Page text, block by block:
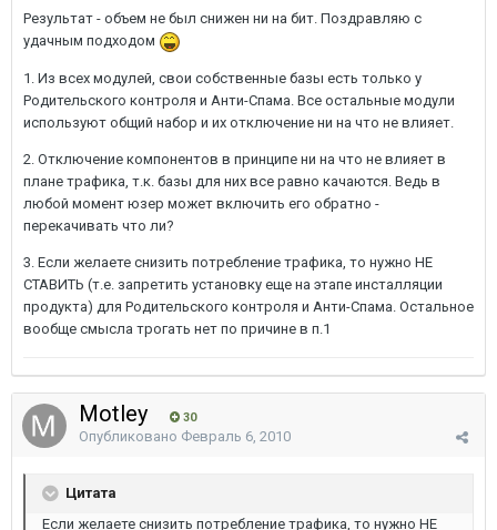
Результат - объем не был снижен ни на бит. Поздравляю с
удачным подходом
1. Из всех модулей, свои собственные базы есть только у
Родительского контроля и Анти-Спама. Все остальные модули
используют общий набор и их отключение ни на что не влияет.
2. Отключение компонентов в принципе ни на что не влияет в
плане трафика, т.к. базы для них все равно качаются. Ведь в
любой момент юзер может включить его обратно -
перекачивать что ли?
3. Если желаете снизить потребление трафика, то нужно НЕ
СТАВИТЬ (т.е. запретить установку еще на этапе инсталляции
продукта) для Родительского контроля и Анти-Спама. Остальное
вообще смысла трогать нет по причине в п.1
Motley 30
Опубликовано Февраль 6, 2010
Цитата
Если желаете снизить потребление трафика, то нужно НЕ